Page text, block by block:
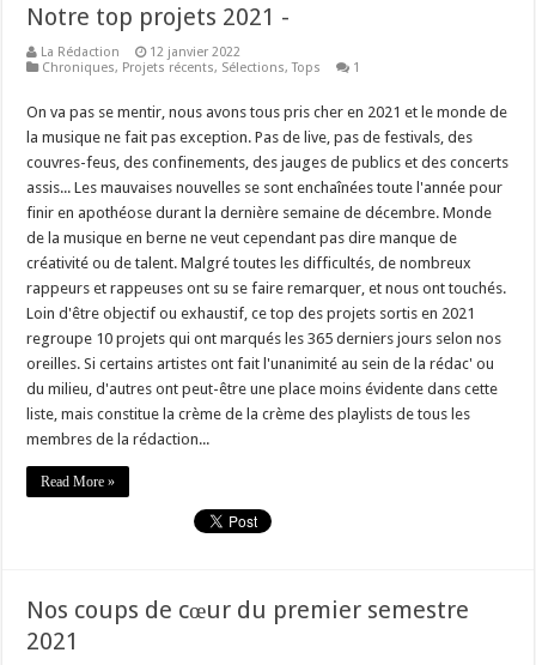
Notre top projets 2021 -
La Rédaction
12 janvier 2022
Chroniques, Projets récents, Sélections,Tops 1
On va pas se mentir, nous avons tous pris cher en 2021 et le monde de
la musique ne fait pas exception. Pas de live, pas de festivals, des
couvres-feus, des confinements, des jauges de publics et des concerts
assis... Les mauvaises nouvelles se sont enchaînées toute l'année pour
finir en apothéose durant la dernière semaine de décembre. Monde
de la musique en berne ne veut cependant pas dire manque de
créativité ou de talent. Malgré toutes les difficultés, de nombreux
rappeurs et rappeuses ont su se faire remarquer, et nous ont touchés.
Loin d'être objectif ou exhaustif, ce top des projets sortis en 2021
regroupe 10 projets qui ont marqués les 365 derniers jours selon nos
oreilles. Si certains artistes ont fait l'unanimité au sein de la rédac' ou
du milieu, d'autres ont peut-être une place moins évidente dans cette
liste, mais constitue la crème de la crème des playlists de tous les
membres de la rédaction...
Read More »
Nos coups de cœur du premier semestre
2021